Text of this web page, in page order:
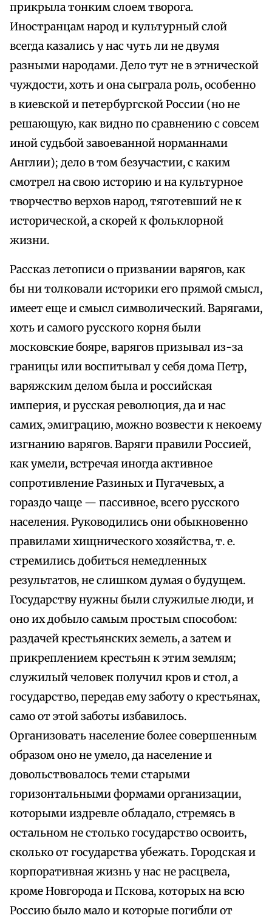
прикрыла тонким слоем творога.
Иностранцам народ и культурный слой
всегда казались у нас чуть ли не двумя
разными народами. Дело тут не в этнической
чуждости, хоть и она сыграла роль, особенно
в киевской и петербургской России (но не
решающую, как видно по сравнению с совсем
иной судьбой завоеванной норманнами
Англии); дело в том безучастии, с каким
смотрел на свою историю и на культурное
творчество верхов народ, тяготевший не к
исторической, а скорей к фольклорной
жизни.
Рассказ летописи о призвании варягов, как
бы ни толковали историки его прямой смысл,
имеет еще и смысл символический. Варягами,
хоть и самого русского корня были
московские бояре, варягов призывал из-за
границы или воспитывал у себя дома Петр,
варяжским делом была и российская
империя, и русская революция, да и нас
самих, эмиграцию, можно возвести к некоему
изгнанию варягов. Варяги правили Россией,
как умели, встречая иногда активное
сопротивление Разиных и Пугачевых, а
гораздо чаще — пассивное, всего русского
населения. Руководились они обыкновенно
правилами хищнического хозяйства, т. е.
стремились добиться немедленных
результатов, не слишком думая о будущем.
Государству нужны были служилые люди, и
оно их добыло самым простым способом:
раздачей крестьянских земель, а затем и
прикреплением крестьян к этим землям;
служилый человек получил кров и стол, а
государство, передав ему заботу о крестьянах,
само от этой заботы избавилось.
Организовать население более совершенным
образом оно не умело, да население и
довольствовалось теми старыми
горизонтальными формами организации,
которыми издревле обладало, стремясь в
остальном не столько государство освоить,
сколько от государства убежать. Городская и
корпоративная жизнь у нас не расцвела,
кроме Новгорода и Пскова, которых на всю
Россию было мало и которые погибли от